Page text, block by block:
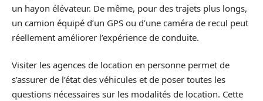
un hayon élévateur. De même, pour des trajets plus longs,
un camion équipé d’un GPS ou d’une caméra de recul peut
réellement améliorer l’expérience de conduite.
Visiter les agences de location en personne permet de
s’assurer de l’état des véhicules et de poser toutes les
questions nécessaires sur les modalités de location. Cette